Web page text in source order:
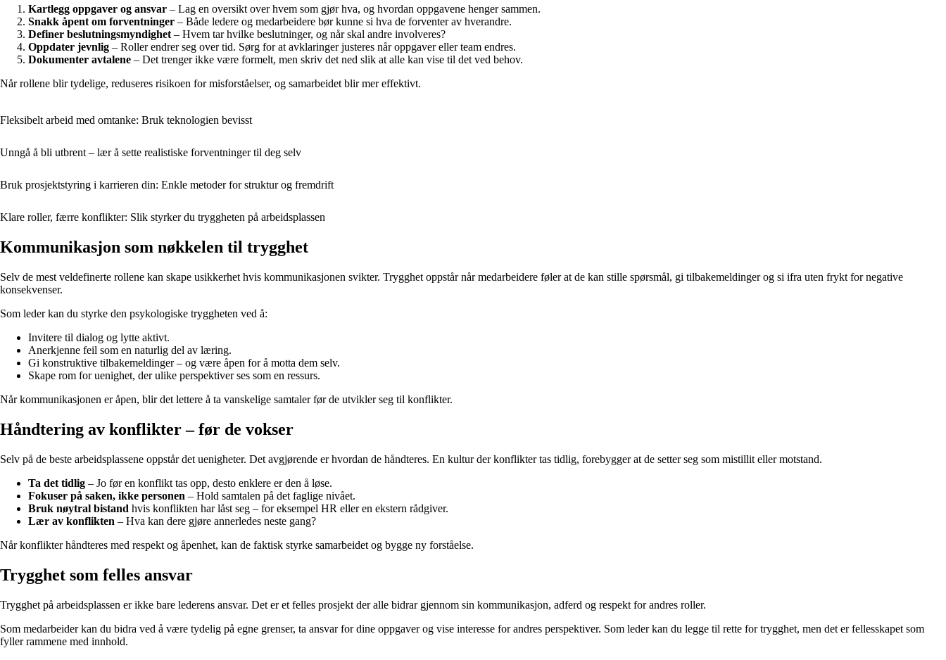
Kartlegg oppgaver og ansvar – Lag en oversikt over hvem som gjør hva, og hvordan oppgavene henger sammen.
Snakk åpent om forventninger – Både ledere og medarbeidere bør kunne si hva de forventer av hverandre.
Definer beslutningsmyndighet – Hvem tar hvilke beslutninger, og når skal andre involveres?
Oppdater jevnlig – Roller endrer seg over tid. Sørg for at avklaringer justeres når oppgaver eller team endres.
Dokumenter avtalene – Det trenger ikke være formelt, men skriv det ned slik at alle kan vise til det ved behov.
Når rollene blir tydelige, reduseres risikoen for misforståelser, og samarbeidet blir mer effektivt.
Fleksibelt arbeid med omtanke: Bruk teknologien bevisst
Unngå å bli utbrent – lær å sette realistiske forventninger til deg selv
Bruk prosjektstyring i karrieren din: Enkle metoder for struktur og fremdrift
Klare roller, færre konflikter: Slik styrker du tryggheten på arbeidsplassen
Kommunikasjon som nøkkelen til trygghet
Selv de mest veldefinerte rollene kan skape usikkerhet hvis kommunikasjonen svikter. Trygghet oppstår når medarbeidere føler at de kan stille spørsmål, gi tilbakemeldinger og si ifra uten frykt for negative
konsekvenser.
Som leder kan du styrke den psykologiske tryggheten ved å:
Invitere til dialog og lytte aktivt.
Anerkjenne feil som en naturlig del av læring.
Gi konstruktive tilbakemeldinger – og være åpen for å motta dem selv.
Skape rom for uenighet, der ulike perspektiver ses som en ressurs.
Når kommunikasjonen er åpen, blir det lettere å ta vanskelige samtaler før de utvikler seg til konflikter.
Håndtering av konflikter – før de vokser
Selv på de beste arbeidsplassene oppstår det uenigheter. Det avgjørende er hvordan de håndteres. En kultur der konflikter tas tidlig, forebygger at de setter seg som mistillit eller motstand.
Ta det tidlig – Jo før en konflikt tas opp, desto enklere er den å løse.
Fokuser på saken, ikke personen – Hold samtalen på det faglige nivået.
Bruk nøytral bistand hvis konflikten har låst seg – for eksempel HR eller en ekstern rådgiver.
Lær av konflikten – Hva kan dere gjøre annerledes neste gang?
Når konflikter håndteres med respekt og åpenhet, kan de faktisk styrke samarbeidet og bygge ny forståelse.
Trygghet som felles ansvar
Trygghet på arbeidsplassen er ikke bare lederens ansvar. Det er et felles prosjekt der alle bidrar gjennom sin kommunikasjon, adferd og respekt for andres roller.
Som medarbeider kan du bidra ved å være tydelig på egne grenser, ta ansvar for dine oppgaver og vise interesse for andres perspektiver. Som leder kan du legge til rette for trygghet, men det er fellesskapet som
fyller rammene med innhold.